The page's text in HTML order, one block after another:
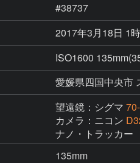
#38737
2017年3月18日 1
ISO1600
愛媛県四国中央市
望遠鏡：シグマ
カメラ：ニコン
ナノ・トラッカー
135mm